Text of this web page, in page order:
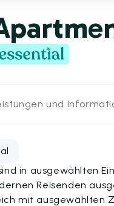
und
in ausgewählten
Reisenden
mit ausgewählten